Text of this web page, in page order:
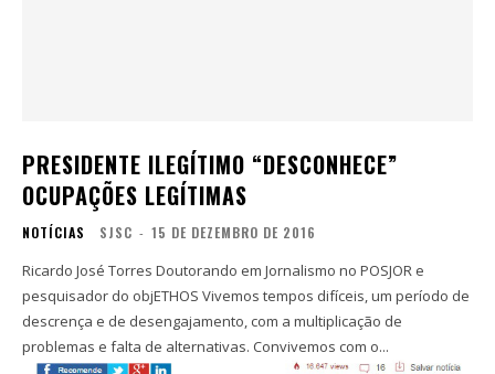
PRESIDENTE ILEGÍTIMO “DESCONHECE”
OCUPAÇÕES LEGÍTIMAS
NOTÍCIAS SJSC - 15 DE DEZEMBRO DE 2016
Ricardo José Torres Doutorando em Jornalismo no POSJOR e
pesquisador do objETHOS Vivemos tempos difíceis, um período de
descrença e de desengajamento, com a multiplicação de
problemas e falta de alternativas. Convivemos com o...